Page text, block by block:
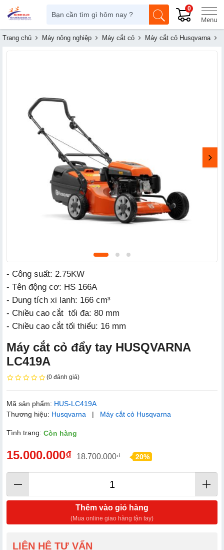
0
Trang chủ Máy nông nghiệp Máy cắt cỏ Máy cắt cỏ Husqvarna
- Công suất: 2.75KW
- Tên động cơ: HS 166A
- Dung tích xi lanh: 166 cm³
- Chiều cao cắt tối đa: 80 mm
- Chiều cao cắt tối thiểu: 16 mm
Máy cắt cỏ đẩy tay HUSQVARNA
LC419A
(0 đánh giá)
Mã sản phẩm: HUS-LC419A
Thương hiệu: Husqvarna | Máy cắt cỏ Husqvarna
Tình trạng: Còn hàng
15.000.000₫ 18.700.000₫ 20%
Thêm vào giỏ hàng
(Mua online giao hàng tận tay)
LIÊN HỆ TƯ VẤN